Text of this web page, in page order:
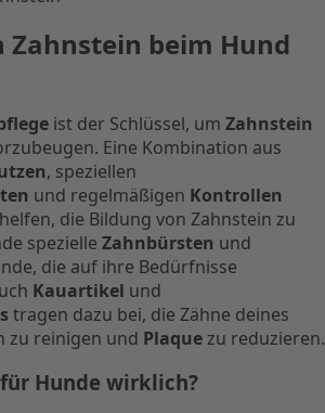
Zahnstein beim Hund
ist der Schlüssel, um Zahnstein
Eine Kombination aus
, speziellen
und regelmäßigen Kontrollen
die Bildung von Zahnstein zu
spezielle Zahnbürsten und
die auf ihre Bedürfnisse
Kauartikel und
tragen dazu bei, die Zähne deines
zu reinigen und Plaquezu reduzieren.
Hunde wirklich?